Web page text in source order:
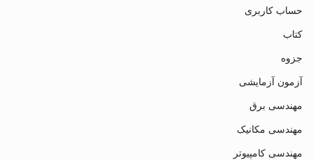
حساب کاربری
کتاب
جزوه
آزمون آزمایشی
مهندسی برق
مهندسی مکانیک
مهندسی کامپیوتر